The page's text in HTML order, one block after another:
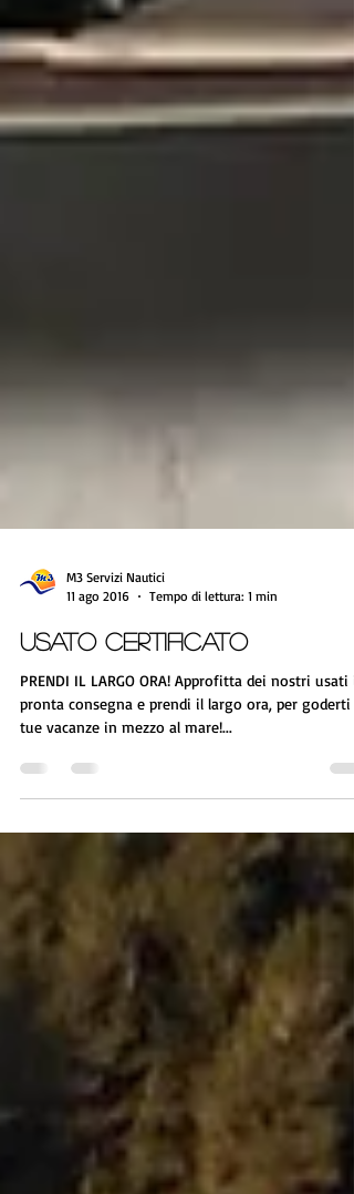
11 ago 2016
Tempo di lettura: 1 min
USATO CERTIFICATO
PRENDI IL LARGO ORA! Approfitta dei nostri usati
tue vacanze in mezzo al mare!...